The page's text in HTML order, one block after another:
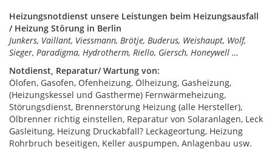
Heizungsnotdienst unsere Leistungen beim Heizungsausfall
/ Heizung Störung in Berlin
Junkers, Vaillant, Viessmann, Brötje, Buderus, Weishaupt, Wolf,
Sieger, Paradigma, Hydrotherm, Riello, Giersch, Honeywell …
Notdienst, Reparatur/ Wartung von:
Ölofen, Gasofen, Ofenheizung, Ölheizung, Gasheizung,
(Heizungskessel und Gastherme) Fernwärmeheizung,
Störungsdienst, Brennerstörung Heizung (alle Hersteller),
Ölbrenner richtig einstellen, Reparatur von Solaranlagen, Leck
Gasleitung, Heizung Druckabfall? Leckageortung, Heizung
Rohrbruch beseitigen, Keller auspumpen, Anlagenbau usw.